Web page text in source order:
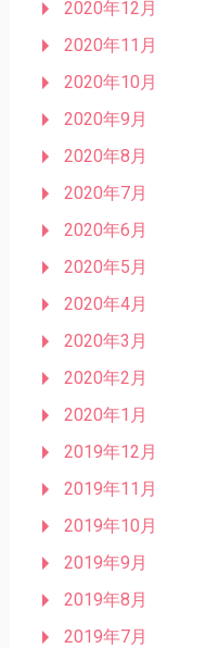
2020年12月
2020年11月
2020年10月
2020年9月
2020年8月
2020年7月
2020年6月
2020年5月
2020年4月
2020年3月
2020年2月
2020年1月
2019年12月
2019年11月
2019年10月
2019年9月
2019年8月
2019年7月